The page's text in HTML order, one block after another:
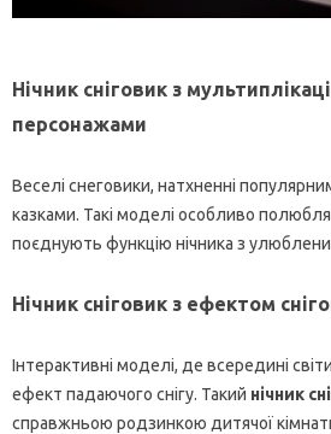
Нічник сніговик з
персонажами
Веселі снеговики, натхненні
казками. Такі моделі особливо
поєднують функцію нічника з
Нічник сніговик з ефектом
Інтерактивні моделі, де всередині
ефект падаючого снігу. Такий нічник
справжньою родзинкою дитячої